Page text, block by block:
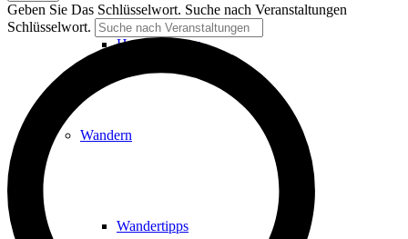
Hardtbergturm
Wandern
Wandertipps
Geben Sie Das Schlüsselwort. Suche nach Veranstaltungen
Schlüsselwort.